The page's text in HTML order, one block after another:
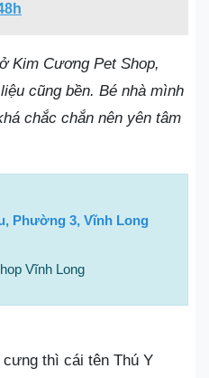
Kim Cương Pet Shop,
cũng bền. Bé nhà mình
chắc chắn nên yên tâm
Phường 3, Vĩnh Long
Vĩnh Long
thì cái tên Thú Y